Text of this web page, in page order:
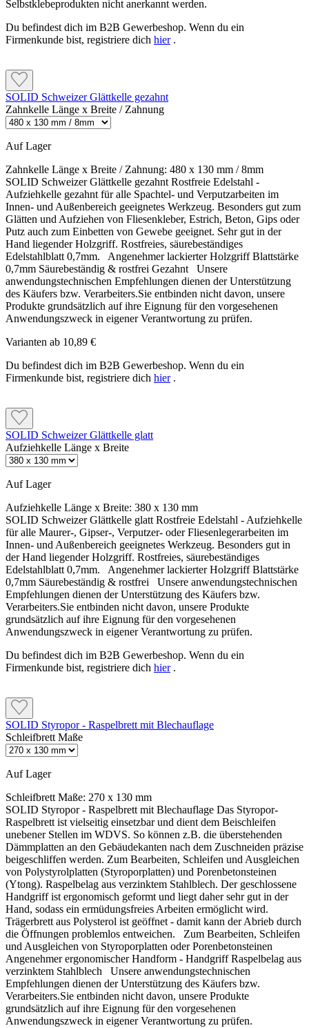
ausgeführt werden. Staunässe vermeiden und
ableiten. Für Arbeitsschutz und Kennzeichnung sind
das aktuelle Sicherheitsdatenblatt und das
Minuten. Bereits ansteifendes Material nicht erneut mit
Wasser verdünnen.
Verarbeitungs- und Systemhinweis:
Bauwerksabdichtung, Dämmplatte, Untergrund,
Armierungsgewebe, Schichtdicke und Feuchteschutz müssen
Staunässe vermeiden und Niederschlagswasser konstruktiv
vom Gebäude ableiten. Für Arbeitsschutz und
Kennzeichnung sind das aktuelle Sicherheitsdatenblatt und
das Gebindeetikett der gelieferten Charge maßgeblich.
Selbstklebeprodukten nicht anerkannt werden.
Du befindest dich im B2B Gewerbeshop. Wenn du ein
Firmenkunde bist, registriere dich hier.
SOLID Schweizer Glättkelle gezahnt
Zahnkelle Länge x Breite / Zahnung
Auf Lager
Zahnkelle Länge x Breite / Zahnung: 480 x 130 mm / 8mm
SOLID Schweizer Glättkelle gezahnt Rostfreie Edelstahl -
Aufziehkelle gezahnt für alle Spachtel- und Verputzarbeiten im
Innen- und Außenbereich geeignetes Werkzeug. Besonders gut zum
Glätten und Aufziehen von Fliesenkleber, Estrich, Beton, Gips oder
Putz auch zum Einbetten von Gewebe geeignet. Sehr gut in der
Hand liegender Holzgriff. Rostfreies, säurebeständiges
Edelstahlblatt 0,7mm. Angenehmer lackierter Holzgriff Blattstärke
0,7mm Säurebeständig & rostfrei Gezahnt Unsere
anwendungstechnischen Empfehlungen dienen der Unterstützung
des Käufers bzw. Verarbeiters.Sie entbinden nicht davon, unsere
Produkte grundsätzlich auf ihre Eignung für den vorgesehenen
Anwendungszweck in eigener Verantwortung zu prüfen.
Varianten ab 10,89 €
Du befindest dich im B2B Gewerbeshop. Wenn du ein
Firmenkunde bist, registriere dich hier.
SOLID Schweizer Glättkelle glatt
Aufziehkelle Länge x Breite
Auf Lager
Aufziehkelle Länge x Breite: 380 x 130 mm
SOLID Schweizer Glättkelle glatt Rostfreie Edelstahl - Aufziehkelle
für alle Maurer-, Gipser-, Verputzer- oder Fliesenlegerarbeiten im
Innen- und Außenbereich geeignetes Werkzeug. Besonders gut in
der Hand liegender Holzgriff. Rostfreies, säurebeständiges
Edelstahlblatt 0,7mm. Angenehmer lackierter Holzgriff Blattstärke
0,7mm Säurebeständig & rostfrei Unsere anwendungstechnischen
Empfehlungen dienen der Unterstützung des Käufers bzw.
Verarbeiters.Sie entbinden nicht davon, unsere Produkte
grundsätzlich auf ihre Eignung für den vorgesehenen
Anwendungszweck in eigener Verantwortung zu prüfen.
Du befindest dich im B2B Gewerbeshop. Wenn du ein
Firmenkunde bist, registriere dich hier.
SOLID Styropor - Raspelbrett mit Blechauflage
Schleifbrett Maße
Auf Lager
Schleifbrett Maße: 270 x 130 mm
SOLID Styropor - Raspelbrett mit Blechauflage Das Styropor-
Raspelbrett ist vielseitig einsetzbar und dient dem Beischleifen
unebener Stellen im WDVS. So können z.B. die überstehenden
Dämmplatten an den Gebäudekanten nach dem Zuschneiden präzise
beigeschliffen werden. Zum Bearbeiten, Schleifen und Ausgleichen
von Polystyrolplatten (Styroporplatten) und Porenbetonsteinen
(Ytong). Raspelbelag aus verzinktem Stahlblech. Der geschlossene
Handgriff ist ergonomisch geformt und liegt daher sehr gut in der
Hand, sodass ein ermüdungsfreies Arbeiten ermöglicht wird.
Trägerbrett aus Polysterol ist geöffnet - damit kann der Abrieb durch
die Öffnungen problemlos entweichen. Zum Bearbeiten, Schleifen
und Ausgleichen von Styroporplatten oder Porenbetonsteinen
Angenehmer ergonomischer Handform - Handgriff Raspelbelag aus
verzinktem Stahlblech Unsere anwendungstechnischen
Empfehlungen dienen der Unterstützung des Käufers bzw.
Verarbeiters.Sie entbinden nicht davon, unsere Produkte
grundsätzlich auf ihre Eignung für den vorgesehenen
Anwendungszweck in eigener Verantwortung zu prüfen.